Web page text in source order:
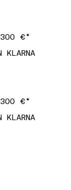
300 €*